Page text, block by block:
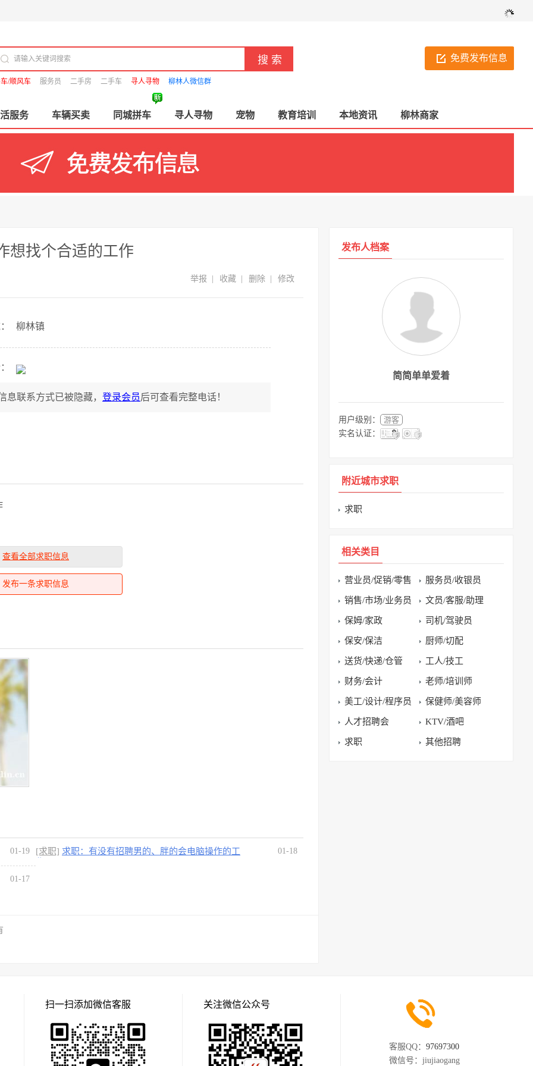
免费发布信息
/顺风车 服务员 二手房 二手车 寻人寻物 柳林人微信群
服务 车辆买卖 同城拼车 寻人寻物 宠物 教育培训 本地资讯 柳林商家
想找个合适的工作​
修改
删除
收藏
举报
柳林镇
息联系方式已被隐藏， 登录会员后可查看完整电话！
查看全部求职信息
发布一条求职信息
01-19 [求职] 求职：有没有招聘男的、胖的会电脑操作的工
01-18
01-17
发布人档案
简简单单爱着
用户级别：
游客
实名认证：
附近城市求职
求职
相关类目
营业员/促销/零售 服务员/收银员
销售/市场/业务员 文员/客服/助理
保姆/家政 司机/驾驶员
保安/保洁 厨师/切配
送货/快递/仓管 工人/技工
财务/会计 老师/培训师
美工/设计/程序员 保健师/美容师
人才招聘会 KTV/酒吧
求职 其他招聘
扫一扫添加微信客服 关注微信公众号
客服QQ： 97697300
微信号： jiujiaogang